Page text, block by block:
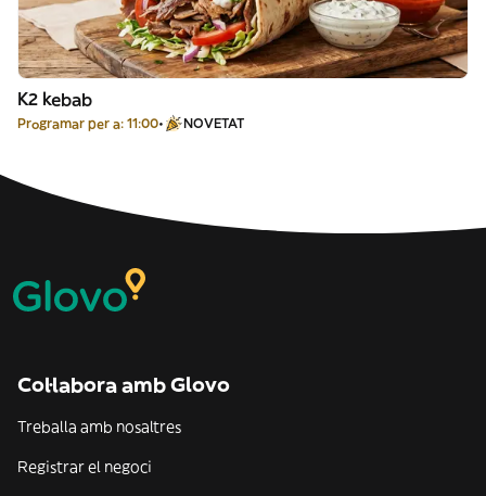
K2 kebab
Programar per a: 11:00 NOVETAT
Col·labora amb Glovo
Treballa amb nosaltres
Registrar el negoci